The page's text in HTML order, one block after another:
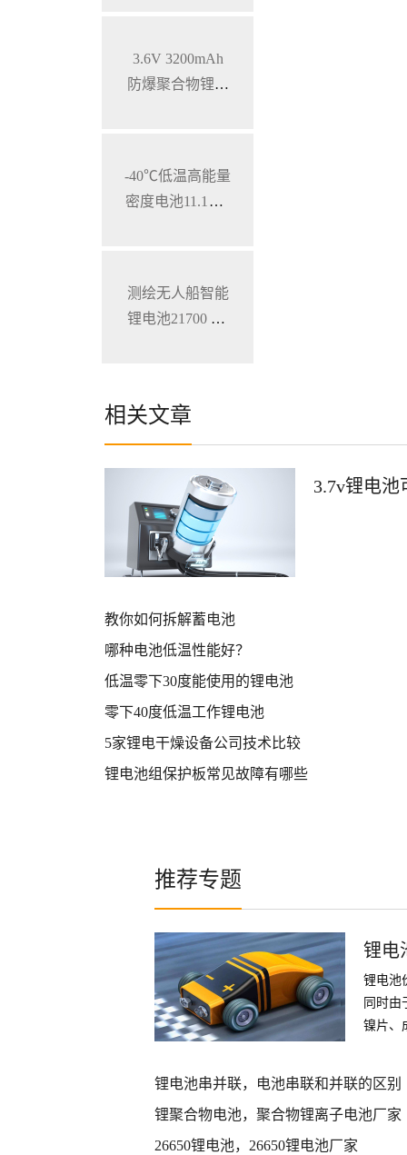
3.6V 3200mAh
防爆聚合物锂电
-40℃低温高能量
密度电池11.1V 7
测绘无人船智能
锂电池21700 28.
相关文章
3.7v锂电池
教你如何拆解蓄电池
哪种电池低温性能好？
低温零下30度能使用的锂电池
零下40度低温工作锂电池
5家锂电干燥设备公司技术比较
锂电池组保护板常见故障有哪些
推荐专题
锂电
锂电池
同时由
镍片、
锂电池串并联，电池串联和并联的区别
锂聚合物电池，聚合物锂离子电池厂家
26650锂电池，26650锂电池厂家